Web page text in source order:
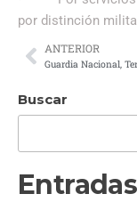
por distinción
ANTERIOR
Buscar